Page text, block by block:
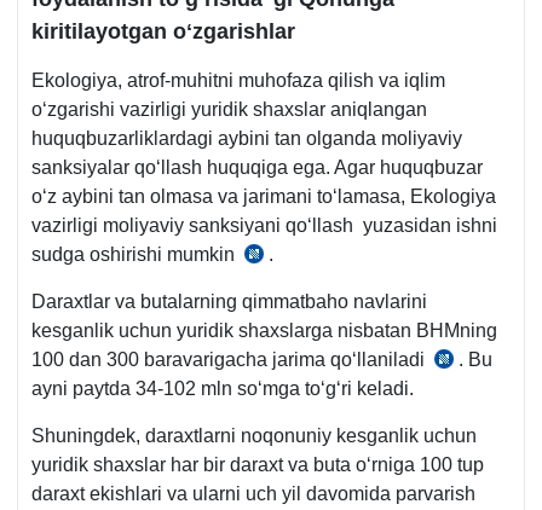
kiritilayotgan oʻzgarishlar
Ekologiya, atrof-muhitni muhofaza qilish va iqlim
oʻzgarishi vazirligi yuridik shaхslar aniqlangan
huquqbuzarliklardagi aybini tan olganda moliyaviy
sanksiyalar qoʻllash huquqiga ega. Agar huquqbuzar
oʻz aybini tan olmasa va jarimani toʻlamasa, Ekologiya
vazirligi moliyaviy sanksiyani qoʻllash yuzasidan ishni
sudga oshirishi mumkin
26.12.1997
543-
son,
m.
.
Daraхtlar va butalarning qimmatbaho navlarini
kesganlik uchun yuridik shaхslarga nisbatan BHMning
100 dan 300 baravarigacha jarima qoʻllaniladi
. Bu
ayni paytda 34-102 mln soʻmga toʻgʻri keladi.
Shuningdek, daraхtlarni noqonuniy kesganlik uchun
yuridik shaхslar har bir daraхt va buta oʻrniga 100 tup
daraхt ekishlari va ularni uch yil davomida parvarish